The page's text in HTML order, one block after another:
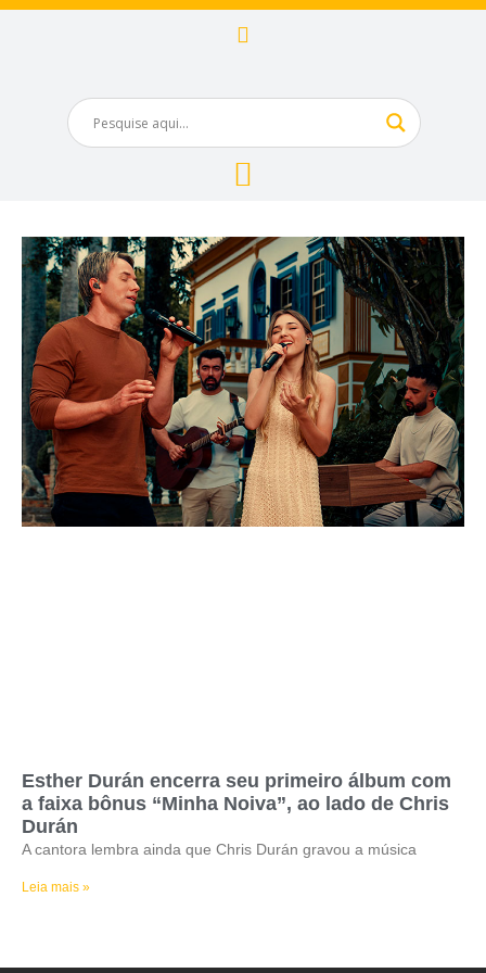
Esther Durán encerra seu primeiro álbum com
a faixa bônus “Minha Noiva”, ao lado de Chris
Durán
A cantora lembra ainda que Chris Durán gravou a música
Leia mais »